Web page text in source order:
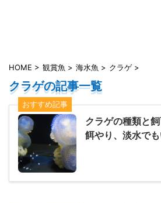
HOME > 観賞魚 > 海水魚 > クラゲ >
クラゲの記事一覧
おすすめ記事
クラゲの種類と
餌やり、淡水で